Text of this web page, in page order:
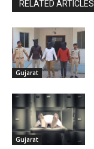
RELATED ARTICLES
Gujarat
Gujarat